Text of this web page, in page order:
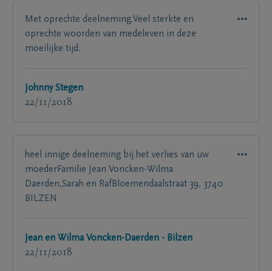
Met oprechte deelneming.Veel sterkte en
oprechte woorden van medeleven in deze
moeilijke tijd.
Johnny Stegen
22/11/2018
heel innige deelneming bij het verlies van uw
moederFamilie Jean Voncken-Wilma
Daerden,Sarah en RafBloemendaalstraat 39, 3740
BILZEN
Jean en Wilma Voncken-Daerden - Bilzen
22/11/2018